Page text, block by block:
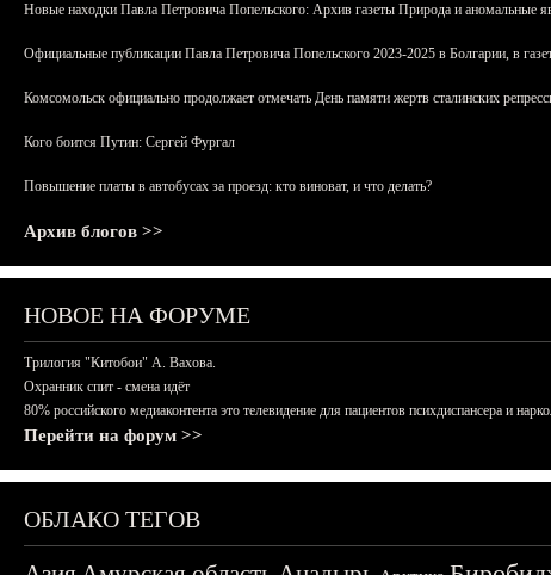
Новые находки Павла Петровича Попельского: Архив газеты Природа и аномальные
Официальные публикации Павла Петровича Попельского 2023-2025 в Болгарии, в
Комсомольск официально продолжает отмечать День памяти жертв сталинских
Кого боится Путин: Сергей Фургал
Повышение платы в автобусах за проезд: кто виноват, и что делать?
Архив блогов >>
НОВОЕ НА ФОРУМЕ
Трилогия "Китобои" А. Вахова.
Охранник спит - смена идёт
80% российского медиаконтента это телевидение для пациентов психдиспансера и
Перейти на форум >>
ОБЛАКО ТЕГОВ